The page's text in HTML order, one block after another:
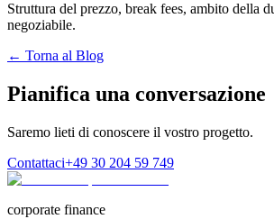
Struttura del prezzo, break fees, ambito della
negoziabile.
← Torna al Blog
Pianifica una conversazione
Saremo lieti di conoscere il vostro progetto.
Contattaci+49 30 204 59 749
corporate finance